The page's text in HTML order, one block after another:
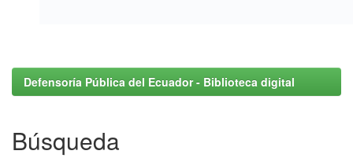
Defensoría Pública del Ecuador - Biblioteca digital
Búsqueda